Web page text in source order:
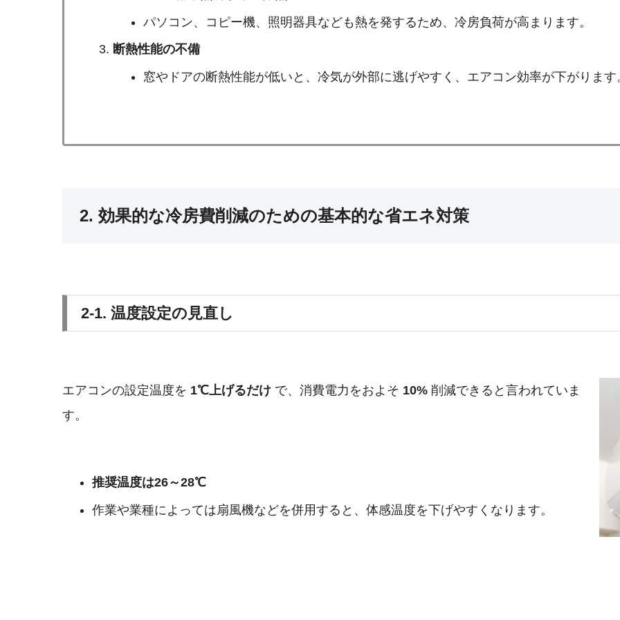
パソコン、コピー機、照明器具なども熱を発するため、冷房負荷が高まります。
断熱性能の不備
窓やドアの断熱性能が低いと、冷気が外部に逃げやすく、エアコン効率が下がります
2. 効果的な冷房費削減のための基本的な省エネ対策
2-1. 温度設定の見直し
エアコンの設定温度を 1℃上げるだけで、消費電力をおよそ 10%削減できると言われていま
す。
推奨温度は26～28℃
作業や業種によっては扇風機などを併用すると、体感温度を下げやすくなります。